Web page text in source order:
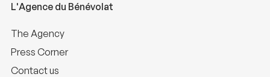
L'Agence du Bénévolat
The Agency
Press Corner
Contact us